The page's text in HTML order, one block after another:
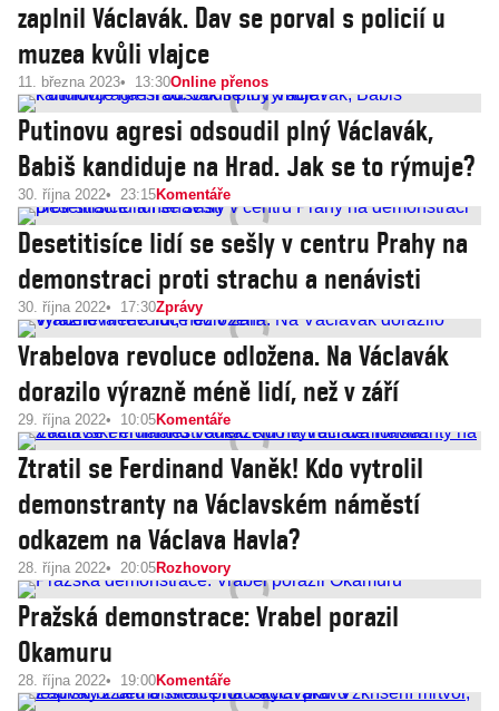
zaplnil Václavák. Dav se porval s policií u
muzea kvůli vlajce
11. března 2023 13:30Online přenos
Putinovu agresi odsoudil plný Václavák,
Babiš kandiduje na Hrad. Jak se to rýmuje?
30. října 2022 23:15Komentáře
Desetitisíce lidí se sešly v centru Prahy na
demonstraci proti strachu a nenávisti
30. října 2022 17:30Zprávy
Vrabelova revoluce odložena. Na Václavák
dorazilo výrazně méně lidí, než v září
29. října 2022 10:05Komentáře
Ztratil se Ferdinand Vaněk! Kdo vytrolil
demonstranty na Václavském náměstí
odkazem na Václava Havla?
28. října 2022 20:05Rozhovory
Pražská demonstrace: Vrabel porazil
Okamuru
28. října 2022 19:00Komentáře